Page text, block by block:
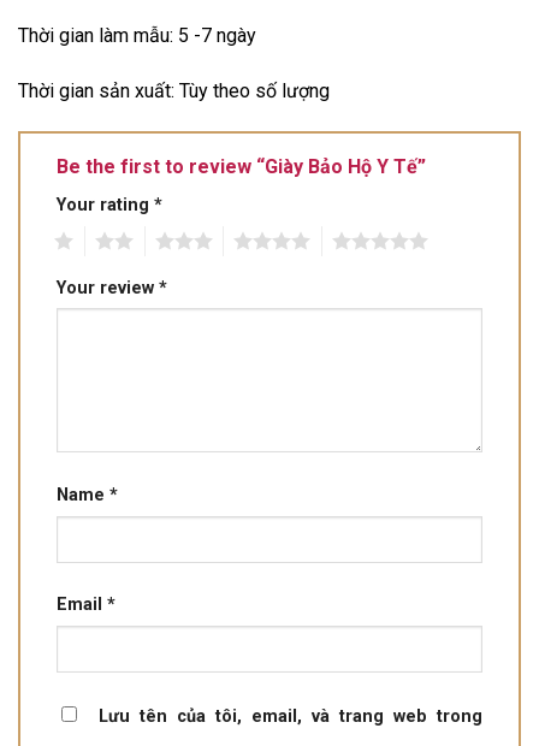
Thời gian làm mẫu: 5 -7 ngày
Thời gian sản xuất: Tùy theo số lượng
Be the first to review “Giày Bảo Hộ Y Tế”
Your rating *
Your review *
Name *
Email *
Lưu tên của tôi, email, và trang web trong